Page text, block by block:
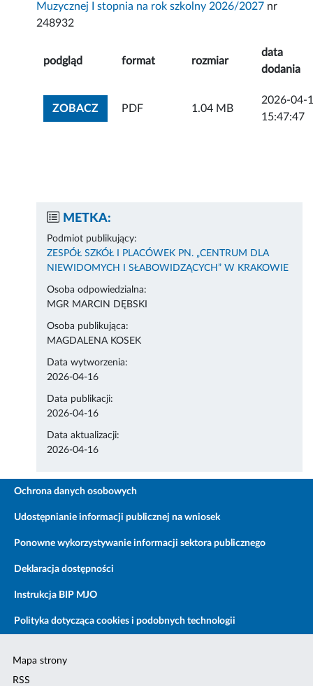
Muzycznej I stopnia na rok szkolny 2026/2027 nr
248932
podgląd format rozmiar
data
dodania
ZOBACZZOBACZ ZAŁĄCZNIK
PDF 1.04 MB
2026-04-
15:47:47
METKA:
Podmiot publikujący:
ZESPÓŁ SZKÓŁ I PLACÓWEK PN. „CENTRUM DLA
NIEWIDOMYCH I SŁABOWIDZĄCYCH” W KRAKOWIE
Osoba odpowiedzialna:
MGR MARCIN DĘBSKI
Osoba publikująca:
MAGDALENA KOSEK
Data wytworzenia:
2026-04-16
Data publikacji:
2026-04-16
Data aktualizacji:
2026-04-16
Ochrona danych osobowych
Udostępnianie informacji publicznej na wniosek
Ponowne wykorzystywanie informacji sektora publicznego
Deklaracja dostępności
Instrukcja BIP MJO
Polityka dotycząca cookies i podobnych technologii
Mapa strony
RSS